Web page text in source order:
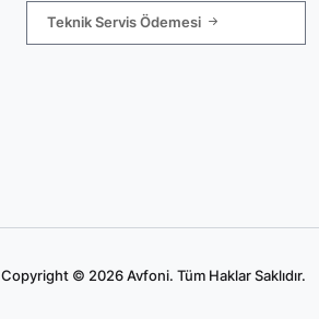
Teknik Servis Ödemesi
Copyright © 2026 Avfoni. Tüm Haklar Saklıdır.